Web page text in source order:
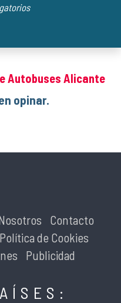
Autobuses Alicante
opinar.
Contacto
Política de Cookies
Publicidad